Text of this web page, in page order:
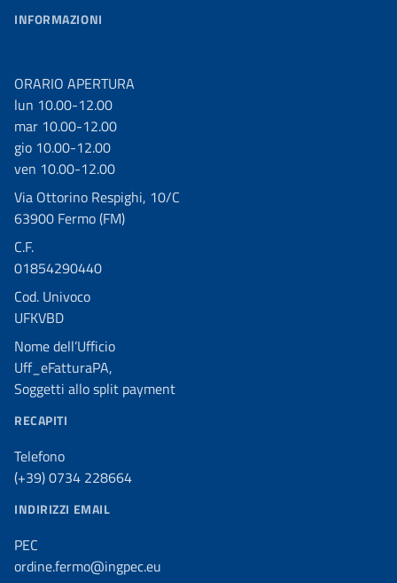
INFORMAZIONI
ORARIO APERTURA
lun 10.00-12.00
mar 10.00-12.00
gio 10.00-12.00
ven 10.00-12.00
Via Ottorino Respighi, 10/C
63900 Fermo (FM)
C.F.
01854290440
Cod. Univoco
UFKVBD
Nome dell’Ufficio
Uff_eFatturaPA,
Soggetti allo split payment
RECAPITI
Telefono
(+39) 0734 228664
INDIRIZZI EMAIL
PEC
ordine.fermo@ingpec.eu